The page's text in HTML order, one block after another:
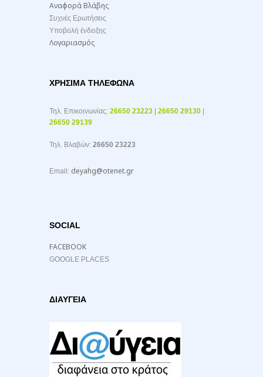
Αναφορά Βλάβης
Συχνές Ερωτήσεις
Υποβολή ένδειξης
Λογαριασμός
ΧΡΉΣΙΜΑ ΤΗΛΈΦΩΝΑ
Τηλ. Επικοινωνίας: 26650 23223 26650 29130
26650 29139
Τηλ. Βλαβών: 26650 23223
Email: deyahg@otenet.gr
SOCIAL
FACEBOOK
GOOGLE PLACES
ΔΙΑΥΓΕΙΑ